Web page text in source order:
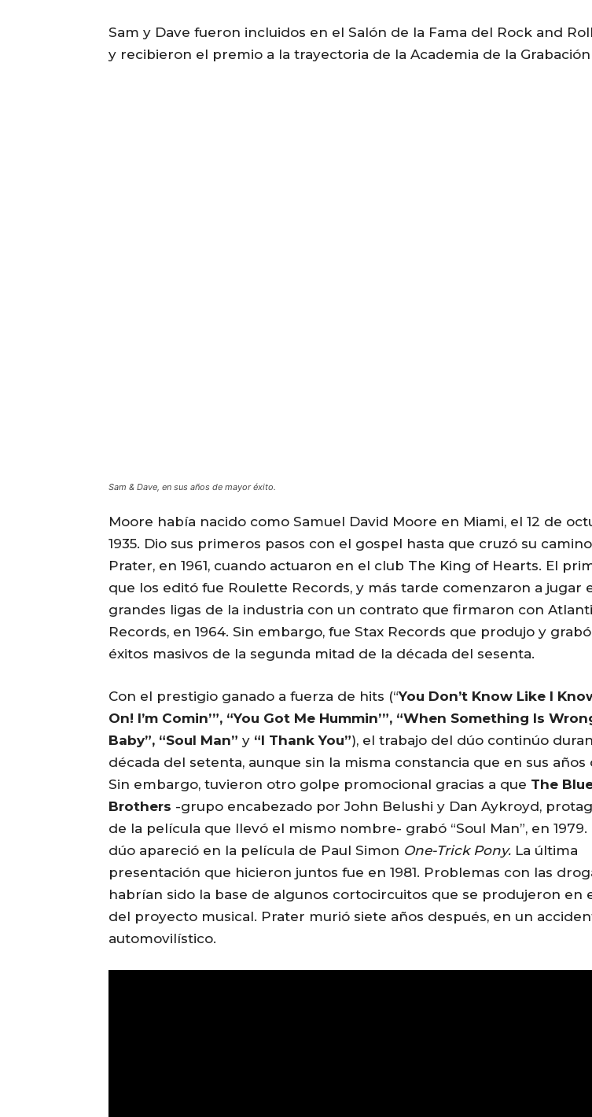
Sam y Dave fueron incluidos en el Salón de la Fama del Rock and
y recibieron el premio a la trayectoria de la Academia de la Grabación
Sam & Dave, en sus años de mayor éxito.
Moore había nacido como Samuel David Moore en Miami, el 12 de
1935. Dio sus primeros pasos con el gospel hasta que cruzó su
Prater, en 1961, cuando actuaron en el club The King of Hearts. El
que los editó fue Roulette Records, y más tarde comenzaron a jugar
grandes ligas de la industria con un contrato que firmaron con
Records, en 1964. Sin embargo, fue Stax Records que produjo y
éxitos masivos de la segunda mitad de la década del sesenta.
Con el prestigio ganado a fuerza de hits (“You Don’t Know Like I
On! I’m Comin’”, “You Got Me Hummin’”, “When Something Is
Baby”, “Soul Man” y “I Thank You”), el trabajo del dúo continúo
década del setenta, aunque sin la misma constancia que en sus años
Sin embargo, tuvieron otro golpe promocional gracias a que The
Brothers -grupo encabezado por John Belushi y Dan Aykroyd,
de la película que llevó el mismo nombre- grabó “Soul Man”, en 1979.
dúo apareció en la película de Paul Simon One-Trick Pony. La última
presentación que hicieron juntos fue en 1981. Problemas con las
habrían sido la base de algunos cortocircuitos que se produjeron en
del proyecto musical. Prater murió siete años después, en un
automovilístico.